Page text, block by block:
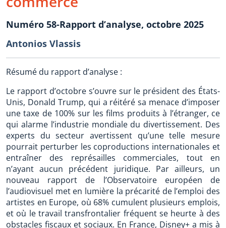
Numéro 58-Rapport d’analyse, octobre 2025
Antonios Vlassis
Résumé du rapport d’analyse :
Le rapport d’octobre s’ouvre sur le président des États-
Unis, Donald Trump, qui a réitéré sa menace d’imposer
une taxe de 100% sur les films produits à l’étranger, ce
qui alarme l’industrie mondiale du divertissement. Des
experts du secteur avertissent qu’une telle mesure
pourrait perturber les coproductions internationales et
entraîner des représailles commerciales, tout en
n’ayant aucun précédent juridique. Par ailleurs, un
nouveau rapport de l’Observatoire européen de
l’audiovisuel met en lumière la précarité de l’emploi des
artistes en Europe, où 68% cumulent plusieurs emplois,
et où le travail transfrontalier fréquent se heurte à des
obstacles fiscaux et sociaux. En France, Disney+ a mis à